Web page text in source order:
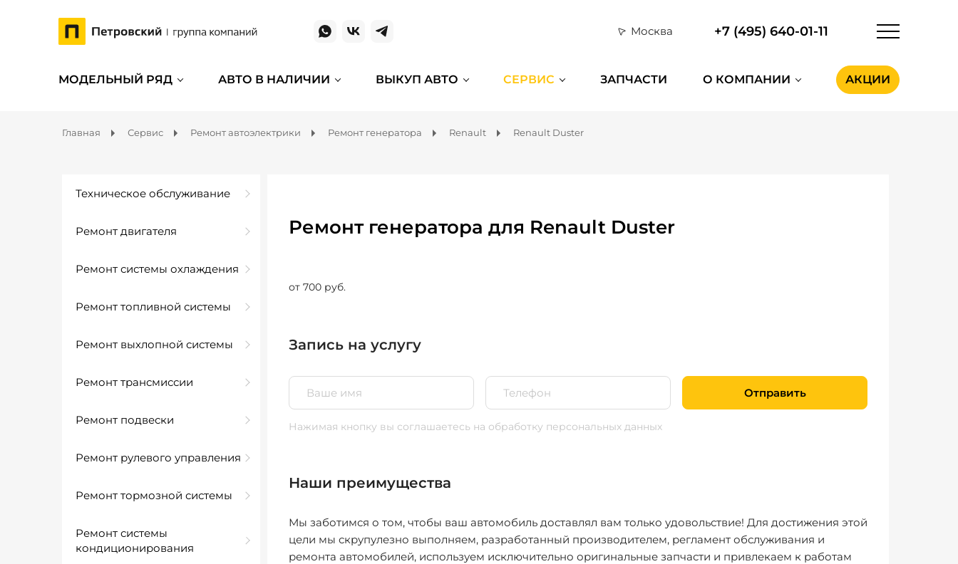
Москва +7 (495) 640-01-11
МОДЕЛЬНЫЙ РЯД АВТО В НАЛИЧИИ ВЫКУП АВТО СЕРВИС ЗАПЧАСТИ О КОМПАНИИ АКЦИИ
Главная Сервис Ремонт автоэлектрики Ремонт генератора Renault Renault Duster
Техническое обслуживание
Ремонт двигателя
Ремонт системы охлаждения
Ремонт топливной системы
Ремонт выхлопной системы
Ремонт трансмиссии
Ремонт подвески
Ремонт рулевого управления
Ремонт тормозной системы
Ремонт системы
кондиционирования
Ремонт генератора для Renault Duster
от 700 руб.
Запись на услугу
Отправить
Нажимая кнопку вы соглашаетесь на обработку персональных данных
Наши преимущества
Мы заботимся о том, чтобы ваш автомобиль доставлял вам только удовольствие! Для достижения этой
цели мы скрупулезно выполняем, разработанный производителем, регламент обслуживания и
ремонта автомобилей, используем исключительно оригинальные запчасти и привлекаем к работам